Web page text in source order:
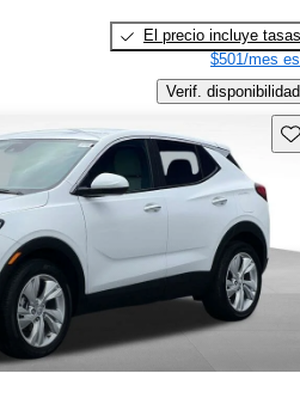
El precio incluye tasas
$501/mes
Verif. disponibilidad